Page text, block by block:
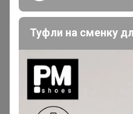
1 ноября, 2018 16:51
отгрузка 24.10 10 дней
Туфли на сменку